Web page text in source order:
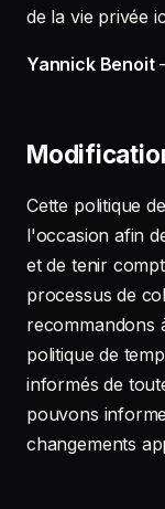
de la vie privée
Yannick Benoit
Cette politique
l'occasion afin
et de tenir
processus de
recommandons
politique de
informés de
pouvons
changements